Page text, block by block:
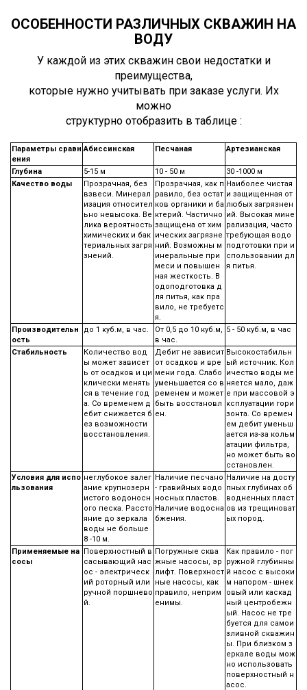
ОСОБЕННОСТИ РАЗЛИЧНЫХ СКВАЖИН НА
ВОДУ
У каждой из этих скважин свои недостатки и
преимущества,
которые нужно учитывать при заказе услуги. Их
можно
структурно отобразить в таблице :
Параметры сравн
ения
Абиссинская Песчаная Артезианская
Глубина 5-15 м 10 - 50 м
30 -1000 м
Качество воды
Прозрачная, без
взвеси. Минерал
изация относител
ьно невысока. Ве
лика вероятность
химических и бак
териальных загря
знений.
Прозрачная, как п
равило, без остат
ков органики и ба
ктерий. Частично
защищена от хим
ических загрязне
ний. Возможны м
инеральные при
меси и повышен
ная жесткость. В
одоподготовка д
ля питья, как пра
вило, не требуетс
я.
Наиболее чистая
и защищенная от
любых загрязнен
ий. Высокая мине
рализация, часто
требующая водо
подготовки при и
спользовании дл
я питья.
Производительн
ость
до 1 куб.м, в час.
От 0,5 до 10 куб.м,
в час.
5 - 50 куб.м, в час
Стабильность
Количество вод
ы может зависет
ь от осадков и ци
клически менять
ся в течение год
а. Со временем д
ебит снижается б
ез возможности
восстановления.
Дебит не зависит
от осадков и вре
мени года. Слабо
уменьшается со в
ременем и может
быть восстановл
ен.
Высокостабильн
ый источник. Кол
ичество воды ме
няется мало, даж
е при массовой э
ксплуатации гори
зонта. Со времен
ем дебит уменьш
ается из-за кольм
атации фильтра,
но может быть во
сстановлен.
Условия для испо
льзования
неглубокое залег
ание крупнозерн
истого водоносн
ого песка. Рассто
яние до зеркала
воды не больше
8 -10 м.
Наличие песчано
- гравийных водо
носных пластов.
Наличие водосна
бжения.
Наличие на досту
пных глубинах об
водненных пласт
ов из трещиноват
ых пород.
Применяемые на
сосы
Поверхностный в
сасывающий нас
ос - электрическ
ий роторный или
ручной поршнево
й.
Погружные сква
жные насосы, эр
лифт. Поверхност
ные насосы, как
правило, неприм
енимы.
Как правило - пог
ружной глубинны
й насос с высоки
м напором - шнек
овый или каскад
ный центробежн
ый. Насос не тре
буется для самои
зливной скважин
ы. При близком з
еркале воды мож
но использовать
поверхностный н
асос.